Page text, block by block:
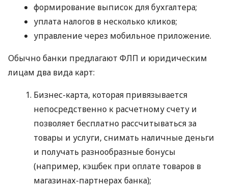
формирование выписок для бухгалтера;
уплата налогов в несколько кликов;
управление через мобильное приложение.
Обычно банки предлагают ФЛП и юридическим
лицам два вида карт:
Бизнес-карта, которая привязывается
непосредственно к расчетному счету и
позволяет бесплатно рассчитываться за
товары и услуги, снимать наличные деньги
и получать разнообразные бонусы
(например, кэшбек при оплате товаров в
магазинах-партнерах банка);